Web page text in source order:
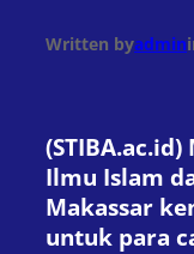
Written byadmin
Ilmu Islam
Makassar
untuk para